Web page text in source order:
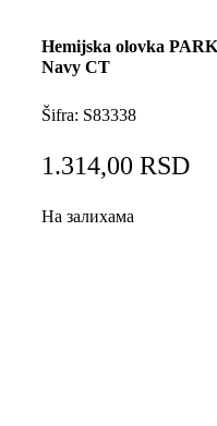
Hemijska olovka
Navy CT
Šifra: S83338
1.314,00 RSD
На залихама